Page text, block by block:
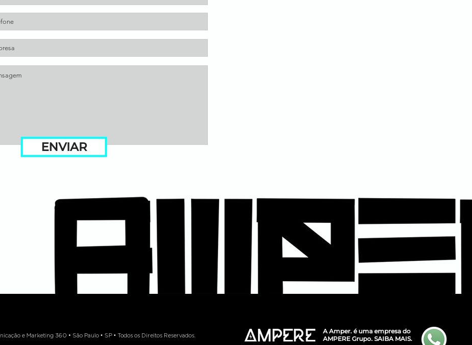
ENVIAR
e Marketing 360 • São Paulo • SP • Todos os Direitos Reservados.
A Amper. é uma empresa do
AMPERE Grupo. SAIBA MAIS.